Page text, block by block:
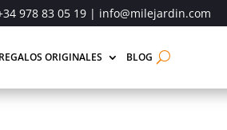
978 83 05 19| info@milejardin.com
REGALOS ORIGINALES BLOG